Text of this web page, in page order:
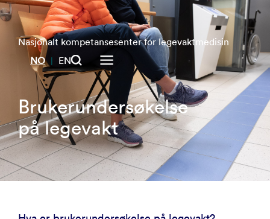
Nasjonalt kompetansesenter for legevaktmedisin
NO | EN
Brukerundersøkelse
på legevakt